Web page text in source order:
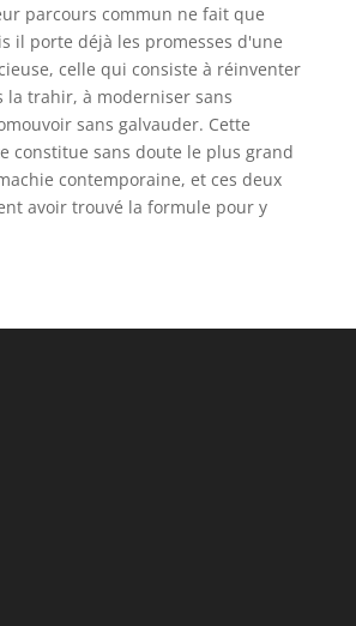
parcours commun ne fait que
il porte déjà les promesses d'une
celle qui consiste à réinventer
la trahir, à moderniser sans
sans galvauder. Cette
constitue sans doute le plus grand
contemporaine, et ces deux
avoir trouvé la formule pour y